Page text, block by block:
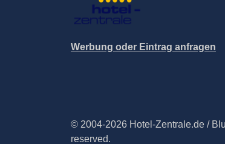
Werbung oder Eintrag anfragen
© 2004-2026 Hotel-Zentrale.de /
reserved.